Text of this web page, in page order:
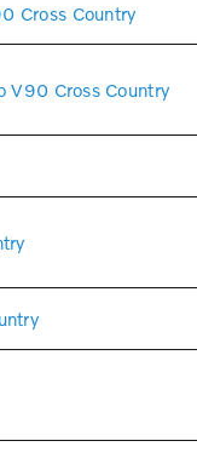
Cross Country
V90 Cross Country